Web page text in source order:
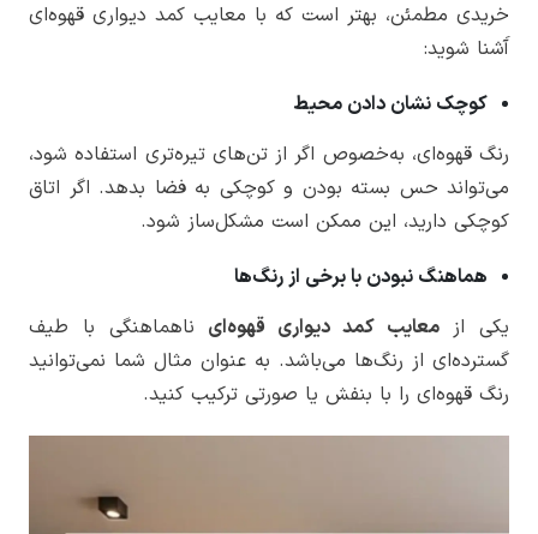
خریدی مطمئن، بهتر است که با معایب کمد دیواری قهوه‌ای
آَشنا شوید:
کوچک نشان دادن محیط
رنگ قهوه‌ای، به‌خصوص اگر از تن‌های تیره‌تری استفاده شود،
می‌تواند حس بسته بودن و کوچکی به فضا بدهد. اگر اتاق
کوچکی دارید، این ممکن است مشکل‌ساز شود.
هماهنگ نبودن با برخی از رنگ‌ها
یکی ازمعایب کمد دیواری قهوه‌ای ناهماهنگی با طیف
گسترده‌ای از رنگ‌ها می‌باشد. به عنوان مثال شما نمی‌توانید
رنگ قهوه‌ای را با بنفش یا صورتی ترکیب کنید.